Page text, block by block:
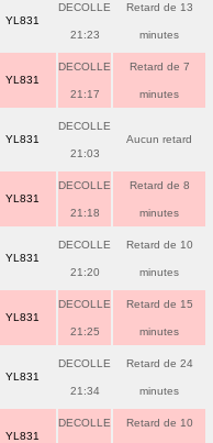
YL831
DECOLLE
21:23
Retard de 13
minutes
YL831
DECOLLE
21:17
Retard de 7
minutes
YL831
DECOLLE
21:03
Aucun retard
YL831
DECOLLE
21:18
Retard de 8
minutes
YL831
DECOLLE
21:20
Retard de 10
minutes
YL831
DECOLLE
21:25
Retard de 15
minutes
YL831
DECOLLE
21:34
Retard de 24
minutes
YL831
DECOLLE Retard de 10